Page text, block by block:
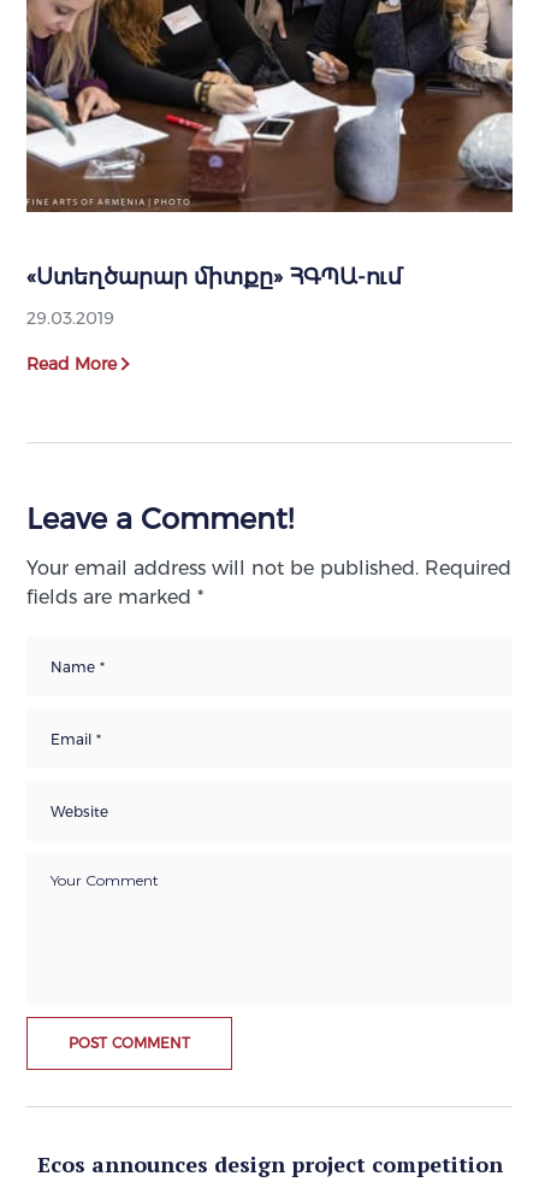
«Ստեղծարար միտքը» ՀԳՊԱ-ում
29.03.2019
Read More
Leave a Comment!
Your email address will not be published. Required
fields are marked*
Ecos announces design project competition